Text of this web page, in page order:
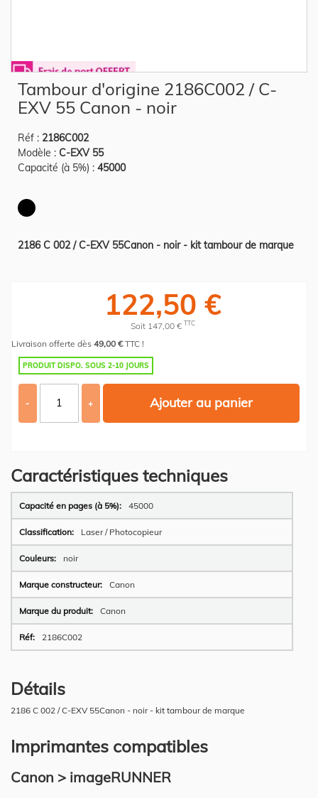
the
beginning
images
gallery
Tambour d'origine 2186C002 / C-
EXV 55 Canon - noir
Réf : 2186C002
Modèle : C-EXV 55
Capacité (à 5%) : 45000
2186 C 002 / C-EXV 55Canon - noir - kit tambour de marque
122,50 €
Soit 147,00 € TTC
Livraison offerte dès 49,00 €TTC !
PRODUIT DISPO. SOUS 2-10 JOURS
- + Ajouter au panier
Caractéristiques techniques
Plus
d’information
45000
Laser / Photocopieur
noir
Canon
Canon
2186C002
Détails
2186 C 002 / C-EXV 55Canon - noir - kit tambour de marque
Imprimantes compatibles
Canon > imageRUNNER